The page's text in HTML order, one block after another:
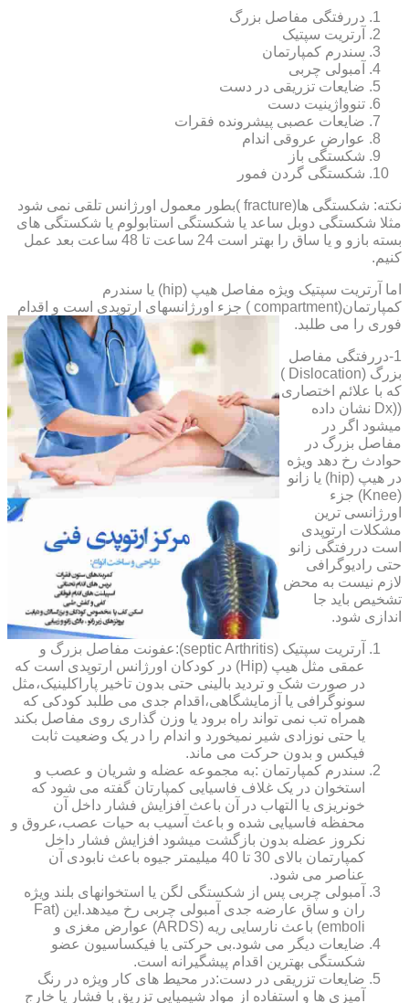
دررفتگی مفاصل بزرگ
آرتریت سپتیک
سندرم کمپارتمان
آمبولی چربی
ضایعات تزریقی در دست
تنوواژینیت دست
ضایعات عصبی پیشرونده فقرات
عوارض عروقی اندام
شکستگی باز
شکستگی گردن فمور
نکته: شکستگی ها(fracture )بطور معمول اورژانس تلقی نمی شود
مثلا شکستگی دوبل ساعد یا شکستگی استابولوم یا شکستگی های
بسته بازو و یا ساق را بهتر است 24 ساعت تا 48 ساعت بعد عمل
کنیم.
اما آرتریت سپتیک ویژه مفاصل هیپ (hip) یا سندرم
کمپارتمان(compartment ) جزء اورژانسهای ارتوپدی است و اقدام
فوری را می طلبد.
1-دررفتگی مفاصل
بزرگ (Dislocation )
که با علائم اختصاری
((Dx نشان داده
میشود اگر در
مفاصل بزرگ در
حوادث رخ دهد ویژه
در هیپ (hip) یا زانو
(Knee) جزء
اورژانسی ترین
مشکلات ارتوپدی
است دررفتگی زانو
حتی رادیوگرافی
لازم نیست به محض
تشخیص باید جا
اندازی شود.
آرتریت سپتیک (septic Arthritis):عفونت مفاصل بزرگ و
عمقی مثل هیپ (Hip) در کودکان اورژانس ارتوپدی است که
در صورت شک و تردید بالینی حتی بدون تاخیر پاراکلینیک،مثل
سونوگرافی یا آزمایشگاهی،اقدام جدی می طلبد کودکی که
همراه تب نمی تواند راه برود یا وزن گذاری روی مفاصل بکند
یا حتی نوزادی شیر نمیخورد و اندام را در یک وضعیت ثابت
فیکس و بدون حرکت می ماند.
سندرم کمپارتمان :به مجموعه عضله و شریان و عصب و
استخوان در یک غلاف فاسیایی کمپارتان گفته می شود که
خونریزی یا التهاب در آن باعث افزایش فشار داخل آن
محفظه فاسیایی شده و باعث آسیب به حیات عصب،عروق و
نکروز عضله بدون بازگشت میشود افزایش فشار داخل
کمپارتمان بالای 30 تا 40 میلیمتر جیوه باعث نابودی آن
عناصر می شود.
آمبولی چربی پس از شکستگی لگن یا استخوانهای بلند ویژه
ران و ساق عارضه جدی آمبولی چربی رخ میدهد.این (Fat
emboli) باعث نارسایی ریه (ARDS) عوارض مغزی و
ضایعات دیگر می شود.بی حرکتی یا فیکساسیون عضو
شکستگی بهترین اقدام پیشگیرانه است.
ضایعات تزریقی در دست:در محیط های کار ویژه در رنگ
آمیزی ها و استفاده از مواد شیمیایی تزریق با فشار یا خارج